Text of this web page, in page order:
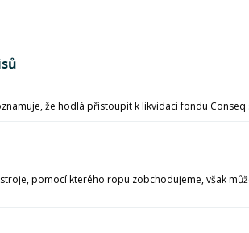
že hodlá přistoupit k likvidaci fondu
pomocí kterého ropu zobchodujeme, však